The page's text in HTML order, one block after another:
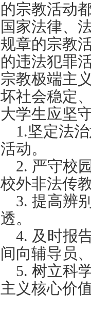
的宗教活动
国家法律、
规章的宗教
的违法犯罪
宗教极端主
坏社会稳定
大学生应坚
1.坚定法
活动。
2. 严守校
校外非法传
3. 提高辨
透。
4. 及时报
间向辅导员
5. 树立科
主义核心价